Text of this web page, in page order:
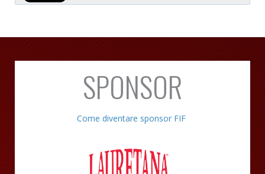
SPONSOR
Come diventare sponsor FIF